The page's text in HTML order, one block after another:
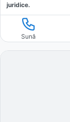
juridice.
Sună